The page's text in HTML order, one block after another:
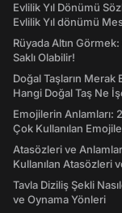
Evlilik Yıl Dönümü
Evlilik Yıl dönümü
Rüyada Altın
Saklı Olabilir!
Doğal Taşların Merak
Hangi Doğal Taş Ne
Emojilerin Anlamları:
Çok Kullanılan
Atasözleri ve
Kullanılan Atasözleri
Tavla Diziliş Şekli
ve Oynama Yönleri